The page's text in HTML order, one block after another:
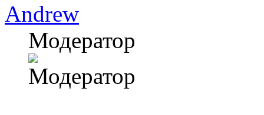
Andrew
Модератор